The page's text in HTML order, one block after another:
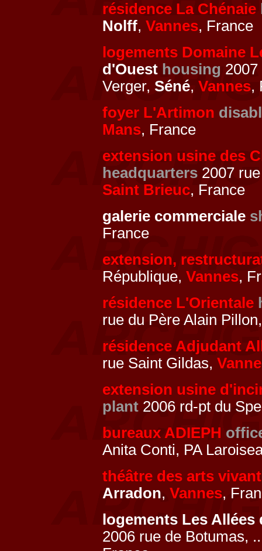
résidence La Chénaie
Nolff, Vannes, France
logements Domaine
d'Ouest housing
Verger, Séné, Vannes,
foyer L'Artimon
Mans, France
extension usine des
headquarters 2007
Saint Brieuc, France
galerie commerciale
France
extension,
République, Vannes,
résidence L'Orientale
rue du Père Alain
résidence Adjudant
rue Saint Gildas,
extension usine
plant 2006 rd-pt du
bureaux ADIEPH
Anita Conti, PA
théâtre des arts
Arradon, Vannes,
logements Les
2006 rue de Botumas,